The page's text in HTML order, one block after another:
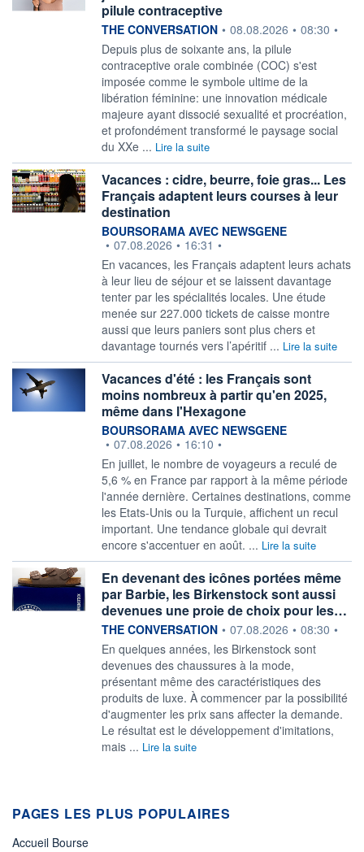
pilule contraceptive
information fournie par
THE CONVERSATION • 08.08.2026 • 08:30 •
Depuis plus de soixante ans, la pilule
contraceptive orale combinée (COC) s'est
imposée comme le symbole ultime de la
libération féminine: une innovation médicale
majeure ayant dissocié sexualité et procréation,
et profondément transformé le paysage social
du XXe ... Lire la suite
Vacances : cidre, beurre, foie gras... Les
Français adaptent leurs courses à leur
destination
information fournie par
BOURSORAMA AVEC NEWSGENE
• 07.08.2026 • 16:31 •
En vacances, les Français adaptent leurs achats
à leur lieu de séjour et se laissent davantage
tenter par les spécialités locales. Une étude
menée sur 227.000 tickets de caisse montre
aussi que leurs paniers sont plus chers et
davantage tournés vers l’apéritif ... Lire la suite
Vacances d'été : les Français sont
moins nombreux à partir qu'en 2025,
même dans l'Hexagone
information fournie par
BOURSORAMA AVEC NEWSGENE
• 07.08.2026 • 16:10 •
En juillet, le nombre de voyageurs a reculé de
5,6 % en France par rapport à la même période
l'année dernière. Certaines destinations, comme
les Etats-Unis ou la Turquie, affichent un recul
important. Une tendance globale qui devrait
encore s'accentuer en août. ... Lire la suite
En devenant des icônes portées même
par Barbie, les Birkenstock sont aussi
devenues une proie de choix pour les…
information fournie par
THE CONVERSATION • 07.08.2026 • 08:30 •
En quelques années, les Birkenstock sont
devenues des chaussures à la mode,
présentant même des caractéristiques des
produits de luxe. À commencer par la possibilité
d'augmenter les prix sans affecter la demande.
Le résultat est le développement d'imitations,
mais ... Lire la suite
PAGES LES PLUS POPULAIRES
Accueil Bourse